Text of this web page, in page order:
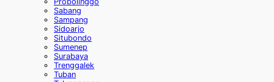
Sabang
Sampang
Sidoarjo
Situbondo
Sumenep
Surabaya
Trenggalek
Tuban